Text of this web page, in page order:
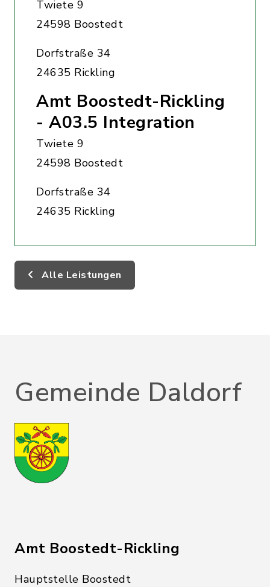
Twiete 9
24598 Boostedt
Dorfstraße 34
24635 Rickling
Amt Boostedt-Rickling
- A03.5 Integration
Twiete 9
24598 Boostedt
Dorfstraße 34
24635 Rickling
Alle Leistungen
Gemeinde Daldorf
Amt Boostedt-Rickling
Hauptstelle Boostedt